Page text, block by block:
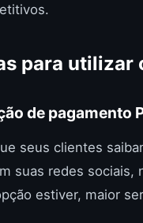
para utilizar
de pagamento
seus clientes
suas redes
estiver, maior